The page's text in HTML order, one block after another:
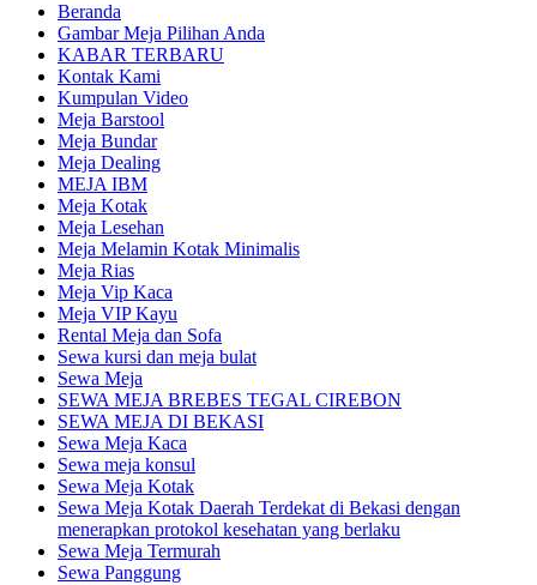
Beranda
Gambar Meja Pilihan Anda
KABAR TERBARU
Kontak Kami
Kumpulan Video
Meja Barstool
Meja Bundar
Meja Dealing
MEJA IBM
Meja Kotak
Meja Lesehan
Meja Melamin Kotak Minimalis
Meja Rias
Meja Vip Kaca
Meja VIP Kayu
Rental Meja dan Sofa
Sewa kursi dan meja bulat
Sewa Meja
SEWA MEJA BREBES TEGAL CIREBON
SEWA MEJA DI BEKASI
Sewa Meja Kaca
Sewa meja konsul
Sewa Meja Kotak
Sewa Meja Kotak Daerah Terdekat di Bekasi dengan
menerapkan protokol kesehatan yang berlaku
Sewa Meja Termurah
Sewa Panggung